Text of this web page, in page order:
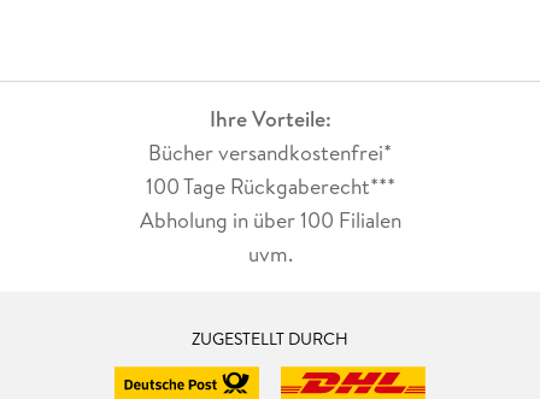
Ihre Vorteile:
Bücher versandkostenfrei*
100 Tage Rückgaberecht***
Abholung in über 100 Filialen
uvm.
ZUGESTELLT DURCH